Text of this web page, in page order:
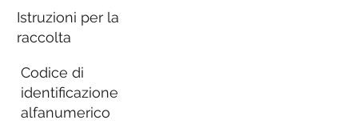
Istruzioni per la
raccolta
Codice di
identificazione
alfanumerico